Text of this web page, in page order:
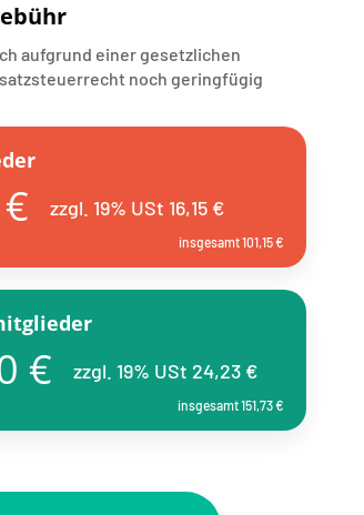
aufgrund einer gesetzlichen
noch geringfügig
zzgl. 19% USt 16,15 €
insgesamt 101,15 €
€ zzgl. 19% USt 24,23 €
insgesamt 151,73 €